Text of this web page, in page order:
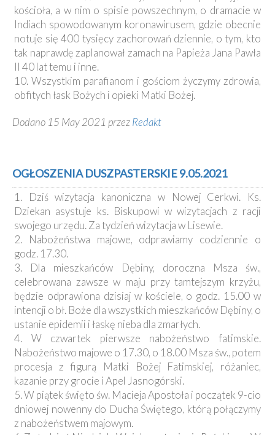
kościoła, a w nim o spisie powszechnym, o dramacie w
Indiach spowodowanym koronawirusem, gdzie obecnie
notuje się 400 tysięcy zachorowań dziennie, o tym, kto
tak naprawdę zaplanował zamach na Papieża Jana Pawła
II 40 lat temu i inne.
10. Wszystkim parafianom i gościom życzymy zdrowia,
obfitych łask Bożych i opieki Matki Bożej.
Dodano 15 May 2021 przezRedakt
OGŁOSZENIA DUSZPASTERSKIE 9.05.2021
1. Dziś wizytacja kanoniczna w Nowej Cerkwi. Ks.
Dziekan asystuje ks. Biskupowi w wizytacjach z racji
swojego urzędu. Za tydzień wizytacja w Lisewie.
2. Nabożeństwa majowe, odprawiamy codziennie o
godz. 17.30.
3. Dla mieszkańców Dębiny, doroczna Msza św.,
celebrowana zawsze w maju przy tamtejszym krzyżu,
będzie odprawiona dzisiaj w kościele, o godz. 15.00 w
intencji o bł. Boże dla wszystkich mieszkańców Dębiny, o
ustanie epidemii i łaskę nieba dla zmarłych.
4. W czwartek pierwsze nabożeństwo fatimskie.
Nabożeństwo majowe o 17.30, o 18.00 Msza św., potem
procesja z figurą Matki Bożej Fatimskiej, różaniec,
kazanie przy grocie i Apel Jasnogórski.
5. W piątek święto św. Macieja Apostoła i początek 9-cio
dniowej nowenny do Ducha Świętego, którą połączymy
z nabożeństwem majowym.